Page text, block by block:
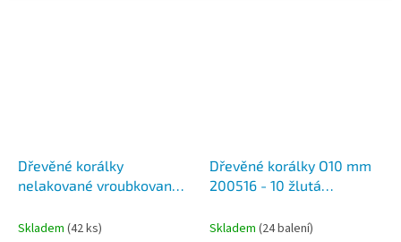
Dřevěné korálky
nelakované vroubkované
Skladem (42 ks)
Dřevěné korálky O10 mm
200516 - 10 žlutá
Skladem (24 balení)